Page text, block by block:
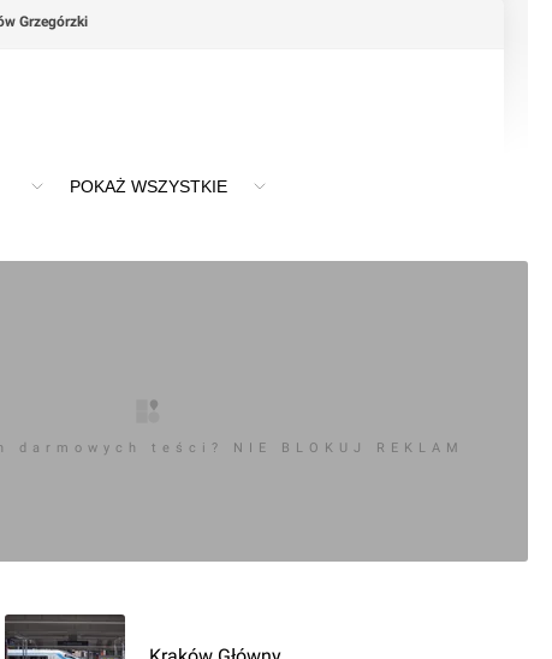
Grzegórzki
5k7lrn7hL
POKAŻ WSZYSTKIE
darmowych teści? NIE BLOKUJ REKLAM